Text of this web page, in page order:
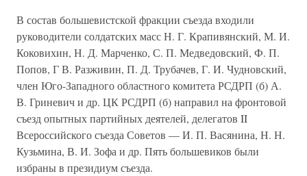
В состав большевистской фракции съезда входили
руководители солдатских масс Н. Г. Крапивянский, М. И.
Коковихин, Н. Д. Марченко, С. П. Медведовский, Ф. П.
Попов, Г В. Разживин, П. Д. Трубачев, Г. И. Чудновский,
член Юго-Западного областного комитета РСДРП (б) А.
В. Гриневич и др. ЦК РСДРП (б) направил на фронтовой
съезд опытных партийных деятелей, делегатов II
Всероссийского съезда Советов — И. П. Васянина, Н. Н.
Кузьмина, В. И. Зофа и др. Пять большевиков были
избраны в президиум съезда.